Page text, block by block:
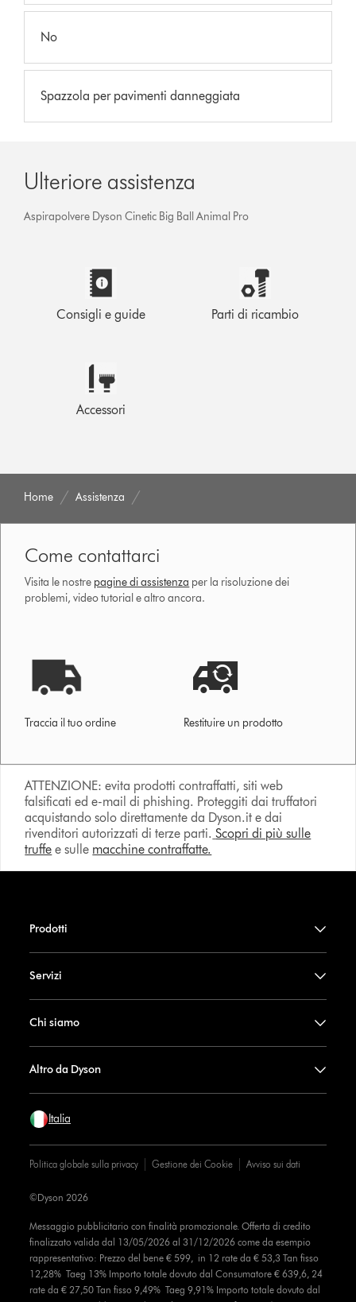
No
Spazzola per pavimenti danneggiata
Ulteriore assistenza
Aspirapolvere Dyson Cinetic Big Ball Animal Pro
Consigli e guide Parti di ricambio
Accessori
Home Assistenza
Come contattarci
Visita le nostre pagine di assistenza per la risoluzione dei
problemi, video tutorial e altro ancora.
Traccia il tuo ordine Restituire un prodotto
ATTENZIONE: evita prodotti contraffatti, siti web
falsificati ed e-mail di phishing. Proteggiti dai truffatori
acquistando solo direttamente da Dyson.it e dai
rivenditori autorizzati di terze parti. Scopri di più sulle
truffe e sulle macchine contraffatte.
Prodotti
Servizi
Chi siamo
Altro da Dyson
Italia
Politica globale sulla privacy Gestione dei Cookie Avviso sui dati
Messaggio pubblicitario con finalità promozionale. Offerta di credito
finalizzato valida dal 13/05/2026 al 31/12/2026 come da esempio
rappresentativo: Prezzo del bene € 599, in 12 rate da € 53,3 Tan fisso
12,28% Taeg 13% Importo totale dovuto dal Consumatore € 639,6, 24
rate da € 27,50 Tan fisso 9,49% Taeg 9,91% Importo totale dovuto dal
©Dyson 2026